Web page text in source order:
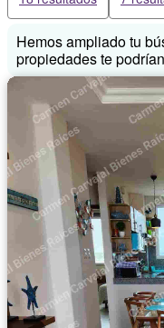
Hemos ampliado tu
propiedades te